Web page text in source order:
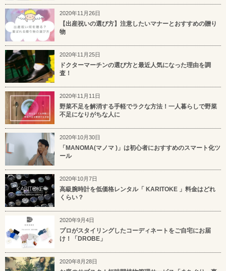
2020年11月26日
【出産祝いの選び方】注意したいマナーとおすすめの贈り
物
2020年11月25日
ドクターマーチンの選び方と最近人気になった理由を調
査！
2020年11月11日
野菜不足を解消する手軽でラクな方法！一人暮らしで野菜
不足になりがちな人に
2020年10月30日
「MANOMA(マノマ )」は初心者におすすめのスマート化ツ
ール
2020年10月7日
高級腕時計を低価格レンタル「 KARITOKE 」料金はどれ
くらい？
2020年9月4日
プロがスタイリングしたコーディネートをご自宅にお届
け！「DROBE」
2020年8月28日